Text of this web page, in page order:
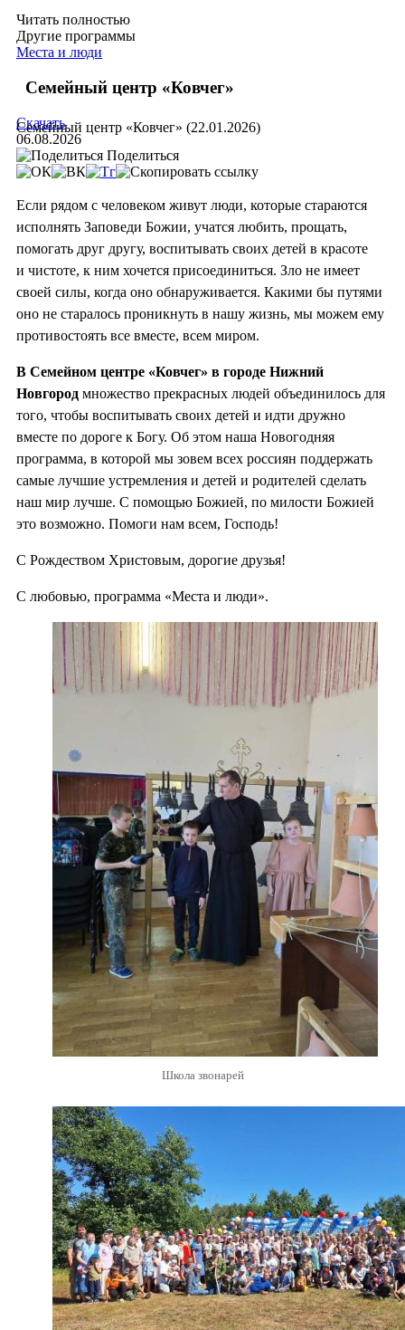
Читать полностью
Другие программы
Места и люди
Семейный центр «Ковчег»
Семейный центр «Ковчег» (22.01.2026)
Скачать
06.08.2026
Поделиться
Если рядом с человеком живут люди, которые стараются
исполнять Заповеди Божии, учатся любить, прощать,
помогать друг другу, воспитывать своих детей в красоте
и чистоте, к ним хочется присоединиться. Зло не имеет
своей силы, когда оно обнаруживается. Какими бы путями
оно не старалось проникнуть в нашу жизнь, мы можем ему
противостоять все вместе, всем миром.
В Семейном центре «Ковчег» в городе Нижний
Новгород множество прекрасных людей объединилось для
того, чтобы воспитывать своих детей и идти дружно
вместе по дороге к Богу. Об этом наша Новогодняя
программа, в которой мы зовем всех россиян поддержать
самые лучшие устремления и детей и родителей сделать
наш мир лучше. С помощью Божией, по милости Божией
это возможно. Помоги нам всем, Господь!
С Рождеством Христовым, дорогие друзья!
С любовью, программа «Места и люди».
Школа звонарей